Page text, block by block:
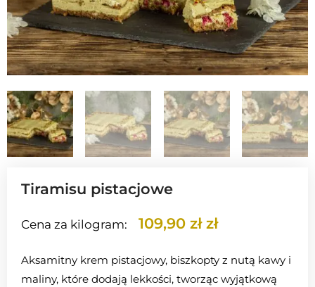
Tiramisu pistacjowe
Cena za kilogram: 109,90 zł zł
Aksamitny krem pistacjowy, biszkopty z nutą kawy i
maliny, które dodają lekkości, tworząc wyjątkową